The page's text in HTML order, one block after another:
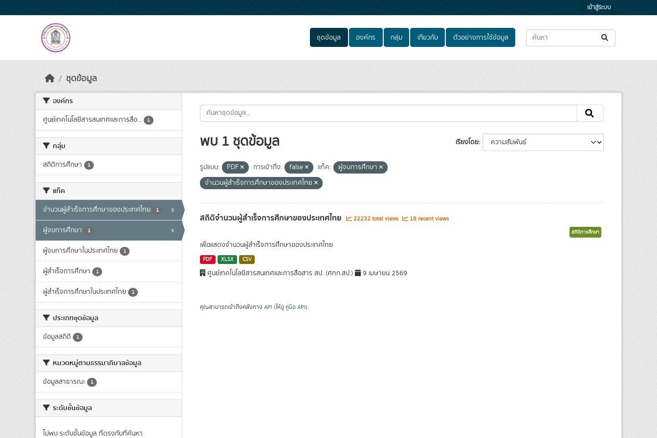
เข้าสู่ระบบ
ชุดข้อมูล องค์กร กลุ่ม เกี่ยวกับ ตัวอย่างการใช้ข้อมูล
ชุดข้อมูล
องค์กร
ศูนย์เทคโนโลยีสารสนเทศและการสื่อ... 1
กลุ่ม
สถิติการศึกษา 1
แท็ค
จำนวนผู้สำเร็จการศึกษาของประเทศไทย 1 x
ผู้จบการศึกษา 1 x
ผู้จบการศึกษาในประเทศไทย 1
ผู้สำเร็จการศึกษา 1
ผู้สำเร็จการศึกษาในประเทศไทย 1
ประเภทชุดข้อมูล
ข้อมูลสถิติ 1
หมวดหมู่ตามธรรมาภิบาลข้อมูล
ข้อมูลสาธารณะ 1
ระดับชั้นข้อมูล
ไม่พบ ระดับชั้นข้อมูล ที่ตรงกับที่ค้นหา
เรียงโดย
พบ 1 ชุดข้อมูล
รูปแบบ: PDF การเข้าถึง: false แท็ค:
ผู้จบการศึกษา
จำนวนผู้สำเร็จการศึกษาของประเทศไทย
สถิติจำนวนผู้สำเร็จการศึกษาของประเทศไทย 22232 total views 19 recent views
สถิติการศึกษา
เพื่อแสดงจำนวนผู้สำเร็จการศึกษาของประเทศไทย
PDF XLSX CSV
ศูนย์เทคโนโลยีสารสนเทศและการสื่อสาร สป. (ศทก.สป.) 9 เมษายน 2569
คุณสามารถเข้าถึงคลังทาง API (ให้ดู คู่มือ API).